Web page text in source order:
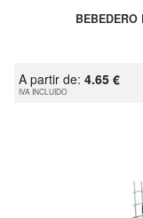
A partir de: 4.65 €
IVA INCLUIDO